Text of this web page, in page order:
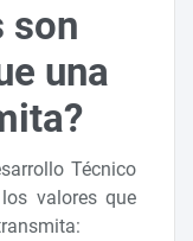
son
una
Técnico
valores que